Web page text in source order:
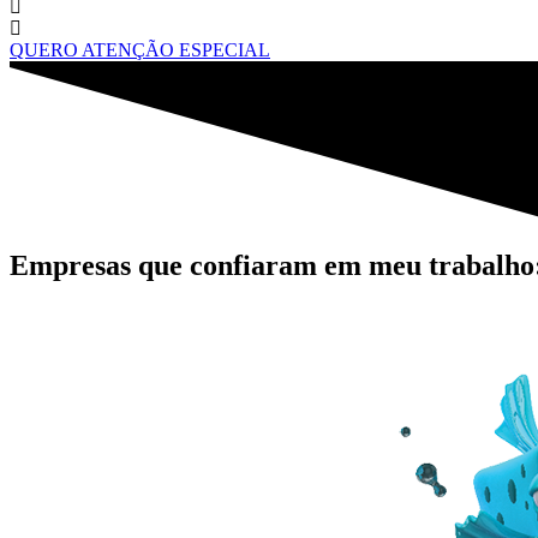
QUERO ATENÇÃO ESPECIAL
Empresas que confiaram em meu